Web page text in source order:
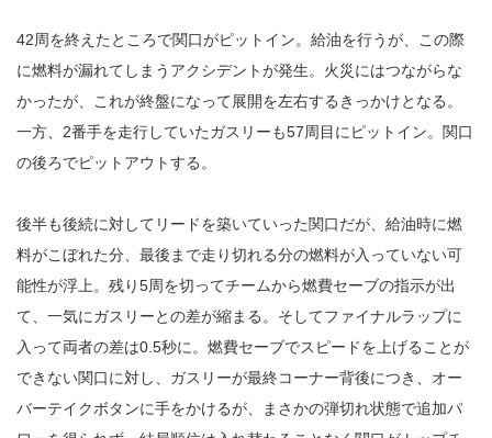
42周を終えたところで関口がピットイン。給油を行うが、この際
に燃料が漏れてしまうアクシデントが発生。火災にはつながらな
かったが、これが終盤になって展開を左右するきっかけとなる。
一方、2番手を走行していたガスリーも57周目にピットイン。関口
の後ろでピットアウトする。
後半も後続に対してリードを築いていった関口だが、給油時に燃
料がこぼれた分、最後まで走り切れる分の燃料が入っていない可
能性が浮上。残り5周を切ってチームから燃費セーブの指示が出
て、一気にガスリーとの差が縮まる。そしてファイナルラップに
入って両者の差は0.5秒に。燃費セーブでスピードを上げることが
できない関口に対し、ガスリーが最終コーナー背後につき、オー
バーテイクボタンに手をかけるが、まさかの弾切れ状態で追加パ